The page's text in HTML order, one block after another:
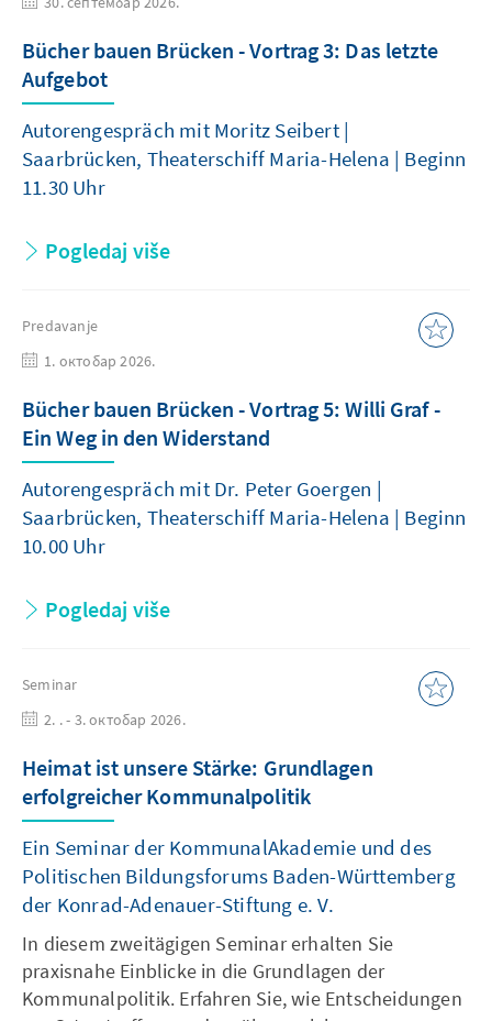
Bücher bauen Brücken - Vortrag 3: Das letzte
Aufgebot
Autorengespräch mit Moritz Seibert |
Saarbrücken, Theaterschiff Maria-Helena | Beginn
11.30 Uhr
Pogledaj više
Predavanje
1. октобар 2026.
Bücher bauen Brücken - Vortrag 5: Willi Graf -
Ein Weg in den Widerstand
Autorengespräch mit Dr. Peter Goergen |
Saarbrücken, Theaterschiff Maria-Helena | Beginn
10.00 Uhr
Pogledaj više
Seminar
2. . - 3. октобар 2026.
Heimat ist unsere Stärke: Grundlagen
erfolgreicher Kommunalpolitik
Ein Seminar der KommunalAkademie und des
Politischen Bildungsforums Baden-Württemberg
der Konrad-Adenauer-Stiftung e. V.
In diesem zweitägigen Seminar erhalten Sie
praxisnahe Einblicke in die Grundlagen der
Kommunalpolitik. Erfahren Sie, wie Entscheidungen